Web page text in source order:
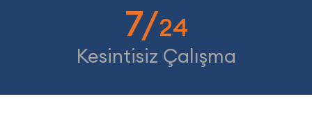
7/24
Kesintisiz Çalışma